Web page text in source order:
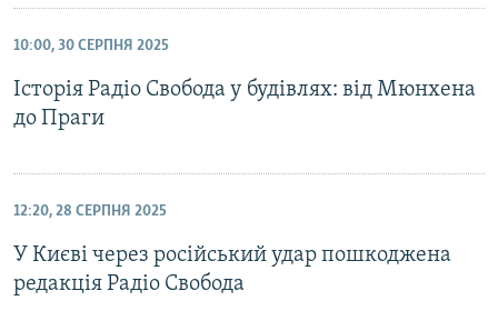
10:00, 30 СЕРПНЯ 2025
Історія Радіо Свобода у будівлях: від Мюнхена
до Праги
12:20, 28 СЕРПНЯ 2025
У Києві через російський удар пошкоджена
редакція Радіо Свобода